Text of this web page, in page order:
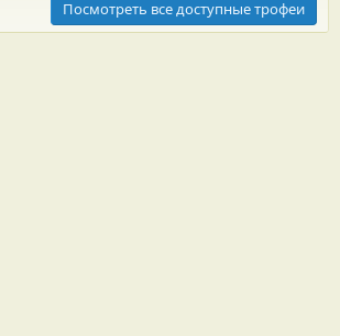
Посмотреть все доступные трофеи